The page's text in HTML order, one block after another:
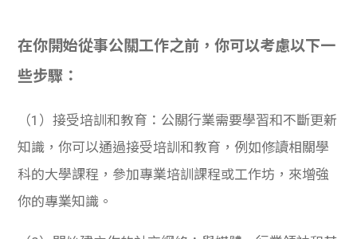
在你開始從事公關工作之前，你可以考慮以下一
些步驟：
（1）接受培訓和教育：公關行業需要學習和不斷更新
知識，你可以通過接受培訓和教育，例如修讀相關學
科的大學課程，參加專業培訓課程或工作坊，來增強
你的專業知識。